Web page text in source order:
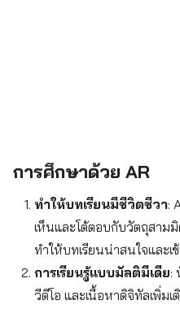
การศึกษาด้วย AR
ทำให้บทเรียนมีชีวิตชีวา:
เห็นและโต้ตอบกับวัตถุสาม
ทำให้บทเรียนน่าสนใจและเ
การเรียนรู้แบบมัลติมีเดีย:
วีดีโอ และเนื้อหาดิจิทัลเพิ่ม